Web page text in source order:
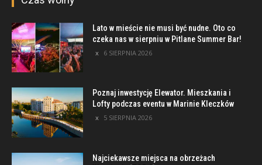
Lato w mieście nie musi być nudne. Oto co
czeka nas w sierpniu w Pitlane Summer Bar!
6 SIERPNIA 2026
Poznaj inwestycję Elewator. Mieszkania i
Lofty podczas eventu w Marinie Kleczków
5 SIERPNIA 2026
Najciekawsze miejsca na obrzeżach